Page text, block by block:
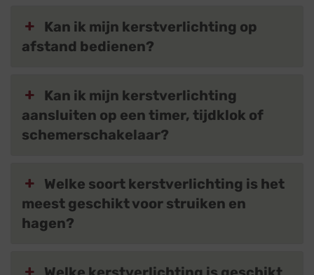
Kan ik mijn kerstverlichting op
afstand bedienen?
Kan ik mijn kerstverlichting
aansluiten op een timer, tijdklok of
schemerschakelaar?
Welke soort kerstverlichting is het
meest geschikt voor struiken en
hagen?